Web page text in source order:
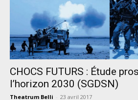
CHOCS FUTURS : Étude
l’horizon 2030 (SGDSN)
Theatrum Belli - 23 avril 2017